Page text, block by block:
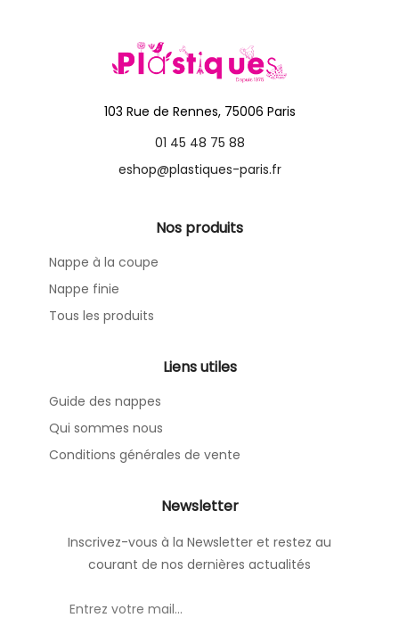
103 Rue de Rennes, 75006 Paris
01 45 48 75 88
eshop@plastiques-paris.fr
Nos produits
Nappe à la coupe
Nappe finie
Tous les produits
Liens utiles
Guide des nappes
Qui sommes nous
Conditions générales de vente
Newsletter
Inscrivez-vous à la Newsletter et restez au
courant de nos dernières actualités